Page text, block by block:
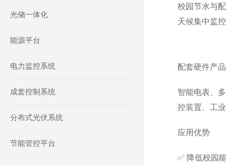
光储一体化
能源平台
电力监控系统
成套控制系统
分布式光伏系统
节能管控平台
校园节水与
天候集中监
配套硬件产品
智能电表、
控装置、工
应用优势
✅ 降低校园